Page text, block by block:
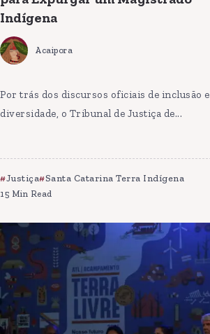
Indígena
Acaipora
Por trás dos discursos oficiais de inclusão e
diversidade, o Tribunal de Justiça de...
Justiça Santa Catarina Terra Indígena
15 Min Read